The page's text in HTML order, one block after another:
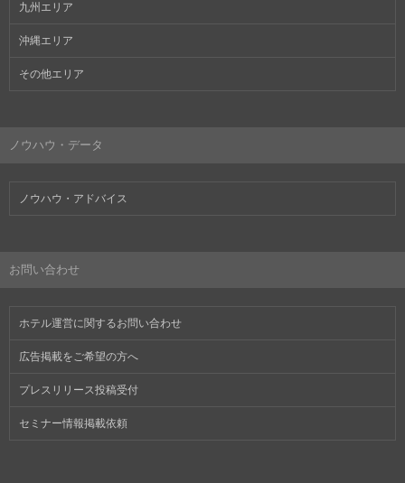
九州エリア
沖縄エリア
その他エリア
ノウハウ・データ
ノウハウ・アドバイス
お問い合わせ
ホテル運営に関するお問い合わせ
広告掲載をご希望の方へ
プレスリリース投稿受付
セミナー情報掲載依頼